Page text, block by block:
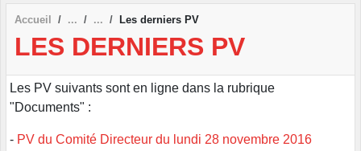
Accueil Les derniers PV
LES DERNIERS PV
Les PV suivants sont en ligne dans la rubrique
"Documents" :
- PV du Comité Directeur du lundi 28 novembre 2016